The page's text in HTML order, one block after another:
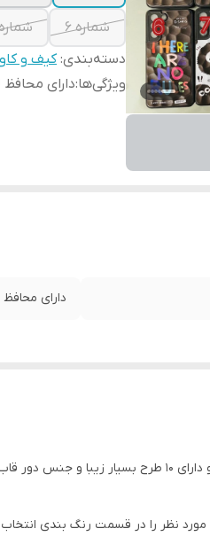
شماره 6 شماره
دسته‌بندی:کیف و
ویژگی‌ها:دارای
دارای
ضد ضربه میباشد
مورد نظر را در قسمت رنگ بندی انتخاب